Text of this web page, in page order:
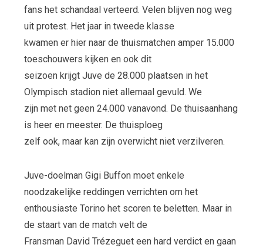
fans het schandaal verteerd. Velen blijven nog weg
uit protest. Het jaar in tweede klasse
kwamen er hier naar de thuismatchen amper 15.000
toeschouwers kijken en ook dit
seizoen krijgt Juve de 28.000 plaatsen in het
Olympisch stadion niet allemaal gevuld. We
zijn met net geen 24.000 vanavond. De thuisaanhang
is heer en meester. De thuisploeg
zelf ook, maar kan zijn overwicht niet verzilveren.
Juve-doelman Gigi Buffon moet enkele
noodzakelijke reddingen verrichten om het
enthousiaste Torino het scoren te beletten. Maar in
de staart van de match velt de
Fransman David Trézeguet een hard verdict en gaan